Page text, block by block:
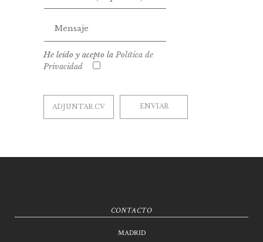
He leído y acepto la Política de
Privacidad
ADJUNTAR CV
CONTACTO
MADRID